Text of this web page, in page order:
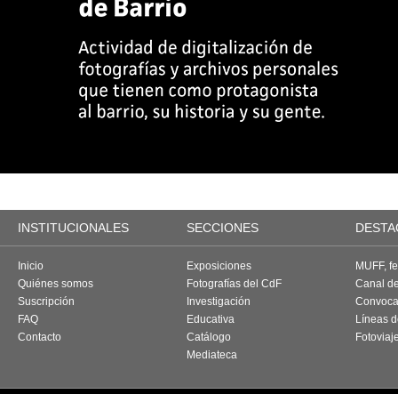
INSTITUCIONALES SECCIONES
Inicio
Quiénes somos
Suscripción
FAQ
Contacto
Exposiciones
Fotografías del CdF
Investigación
Educativa
Catálogo
Mediateca
MUFF,
Canal
Líneas